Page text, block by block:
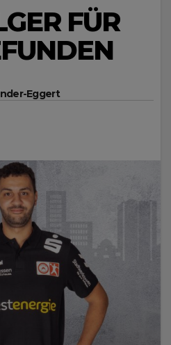
FÜR
Eggert